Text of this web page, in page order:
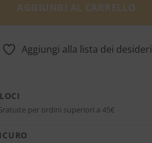
AGGIUNGI AL CARRELLO
Aggiungi alla lista dei desideri
per ordini superiori a 45€